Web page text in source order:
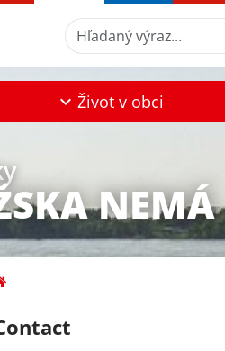
Hľadaný výraz...
Život v obci
NEMÁ